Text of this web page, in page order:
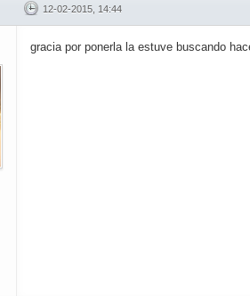
12-02-2015, 14:44
gracia por ponerla la estuve buscando